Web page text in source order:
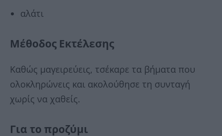
αλάτι
Μέθοδος Εκτέλεσης
Καθώς μαγειρεύεις, τσέκαρε τα βήματα που
ολοκληρώνεις και ακολούθησε τη συνταγή
χωρίς να χαθείς.
Για το προζύμι